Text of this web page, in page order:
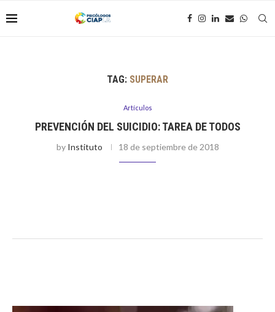
TAG: SUPERAR
Artículos
PREVENCIÓN DEL SUICIDIO: TAREA DE TODOS
by Instituto 18 de septiembre de 2018